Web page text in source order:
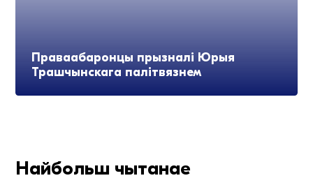
Праваабаронцы прызналі Юрыя
Трашчынскага палітвязнем
Найбольш чытанае